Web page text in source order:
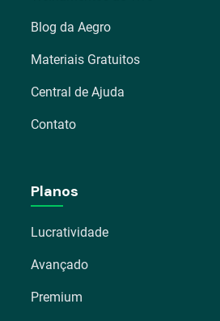
Blog da Aegro
Materiais Gratuitos
Central de Ajuda
Contato
Planos
Lucratividade
Avançado
Premium